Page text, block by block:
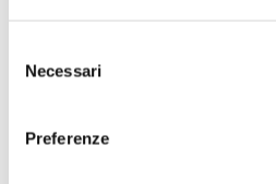
delNecessari
Preferenze
dell’Associazione Volturnia
# Ore 13.00 :
Pranzo libero